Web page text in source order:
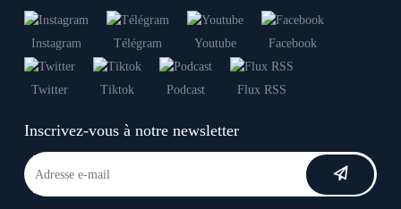
Instagram Télégram Youtube Facebook
Twitter Tiktok Podcast Flux RSS
Inscrivez-vous à notre newsletter